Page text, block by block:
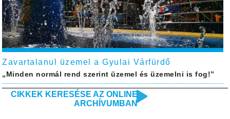
Zavartalanul üzemel a Gyulai Várfürdő
„Minden normál rend szerint üzemel és üzemelni is fog!”
CIKKEK KERESÉSE AZ ONLINE
ARCHÍVUMBAN